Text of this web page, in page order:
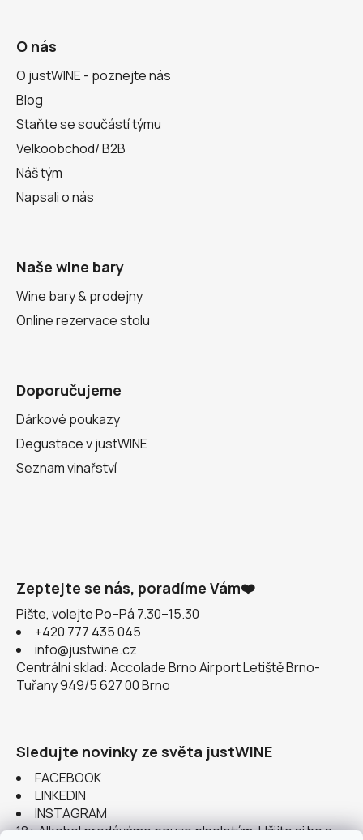
O nás
O justWINE - poznejte nás
Blog
Staňte se součástí týmu
Velkoobchod/ B2B
Náš tým
Napsali o nás
Naše wine bary
Wine bary & prodejny
Online rezervace stolu
Doporučujeme
Dárkové poukazy
Degustace v justWINE
Seznam vinařství
Zeptejte se nás, poradíme Vám❤️
Pište, volejte Po–Pá 7.30–15.30
+420 777 435 045
info@justwine.cz
Centrální sklad: Accolade Brno Airport Letiště Brno-
Tuřany 949/5 627 00 Brno
Sledujte novinky ze světa justWINE
FACEBOOK
LINKEDIN
INSTAGRAM
18+ Alkohol prodáváme pouze plnoletým. Užijte si ho s